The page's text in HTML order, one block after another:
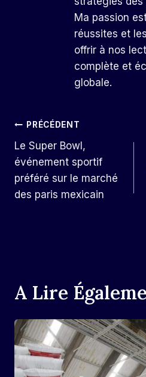
Ma passion
réussites et
offrir à nos
complète et
globale.
Navigation
De
L’article
PRÉCÉDENT
Le Super Bowl,
événement sportif
préféré sur le marché
des paris mexicain
A Lire